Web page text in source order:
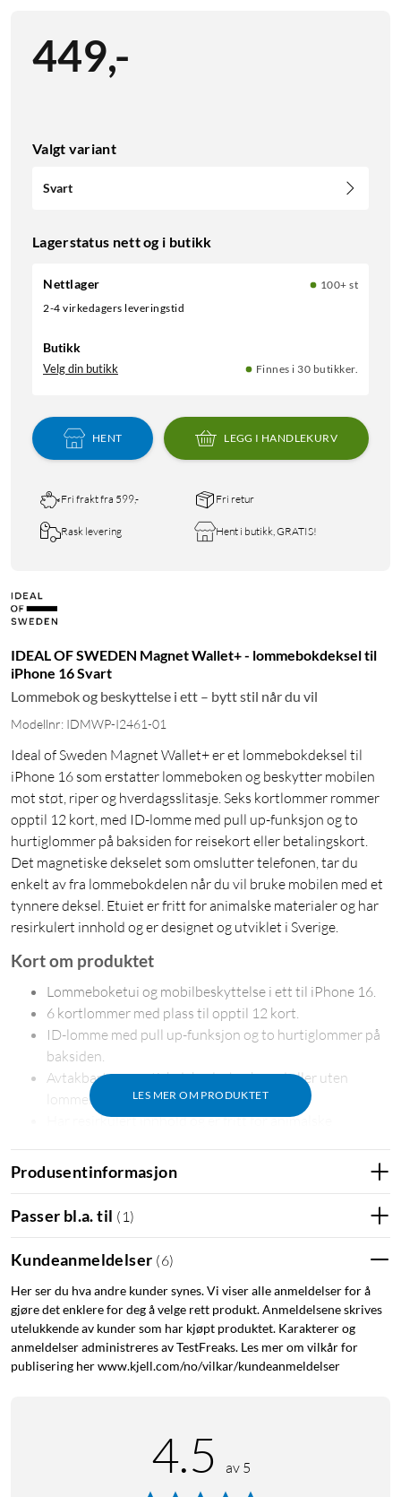
449,-
Valgt variant
Svart
Lagerstatus nett og i butikk
Nettlager
100+ st
2-4 virkedagers leveringstid
Butikk
Velg din butikk Finnes i 30 butikker.
HENT LEGG I HANDLEKURV
Fri frakt fra 599,- Fri retur
Rask levering Hent i butikk, GRATIS!
IDEAL OF SWEDEN Magnet Wallet+ - lommebokdeksel til
iPhone 16 Svart
Lommebok og beskyttelse i ett – bytt stil når du vil
Modellnr: IDMWP-I2461-01
Ideal of Sweden Magnet Wallet+ er et lommebokdeksel til
iPhone 16 som erstatter lommeboken og beskytter mobilen
mot støt, riper og hverdagsslitasje. Seks kortlommer rommer
opptil 12 kort, med ID-lomme med pull up-funksjon og to
hurtiglommer på baksiden for reisekort eller betalingskort.
Det magnetiske dekselet som omslutter telefonen, tar du
enkelt av fra lommebokdelen når du vil bruke mobilen med et
tynnere deksel. Etuiet er fritt for animalske materialer og har
resirkulert innhold og er designet og utviklet i Sverige.
LES MER OM PRODUKTET
Kort om produktet
Lommeboketui og mobilbeskyttelse i ett til iPhone 16.
6 kortlommer med plass til opptil 12 kort.
ID-lomme med pull up-funksjon og to hurtiglommer på
baksiden.
Avtakbart magnetisk deksel – bruk med eller uten
lommebokdel.
Har resirkulert innhold og er fritt for animalske
Lommebok og mobilbeskyttelse i ett
Magnet Wallet+ kan erstatte lommeboken helt. Seks
baksiden for reisekort eller betalingskort og en ID-lomme med
holder etuiet trygt lukket.
Bytt stil etter situasjon
Det indre magnetiske dekselet er avtakbart – ta det av når du
beskyttelsen etter det du har foran deg – en dag på jobb, en
Produsentinformasjon
Passer bl.a. til ( 1 )
Kundeanmeldelser (6)
Her ser du hva andre kunder synes. Vi viser alle anmeldelser for å
gjøre det enklere for deg å velge rett produkt. Anmeldelsene skrives
utelukkende av kunder som har kjøpt produktet. Karakterer og
anmeldelser administreres av TestFreaks. Les mer om vilkår for
publisering her www.kjell.com/no/vilkar/kundeanmeldelser
4.5 av 5